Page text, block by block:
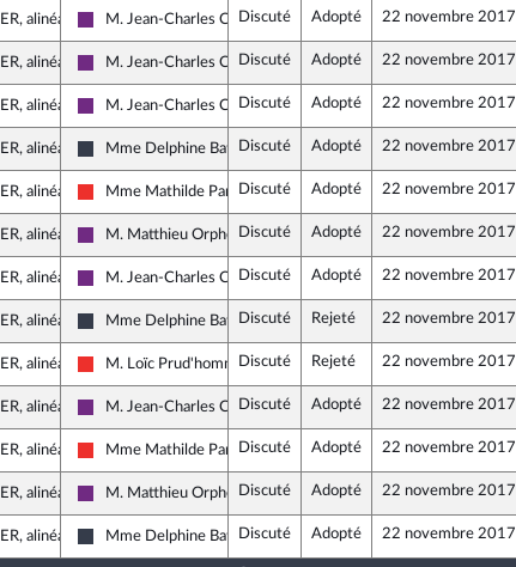
alinéa 14
La République en Marche
M. Jean-Charles Colas-Roy
Discuté Adopté 22 novembre 2017
alinéa 14
La République en Marche
M. Jean-Charles Colas-Roy
Discuté Adopté 22 novembre 2017
alinéa 17
La République en Marche
M. Jean-Charles Colas-Roy
Discuté Adopté 22 novembre 2017
alinéa 17
Nouvelle Gauche
Mme Delphine BathoDiscuté Adopté 22 novembre 2017
alinéa 17
La France insoumise
Mme Mathilde PanotDiscuté Adopté 22 novembre 2017
alinéa 17
La République en Marche
M. Matthieu OrphelinDiscuté Adopté 22 novembre 2017
alinéa 18
La République en Marche
M. Jean-Charles Colas-Roy
Discuté Adopté 22 novembre 2017
alinéa 20
Nouvelle Gauche
Mme Delphine BathoDiscuté Rejeté 22 novembre 2017
alinéa 20
La France insoumise
M. Loïc Prud'hommeDiscuté Rejeté 22 novembre 2017
alinéa 21
La République en Marche
M. Jean-Charles Colas-Roy
Discuté Adopté 22 novembre 2017
alinéa 21
La France insoumise
Mme Mathilde PanotDiscuté Adopté 22 novembre 2017
alinéa 21
La République en Marche
M. Matthieu OrphelinDiscuté Adopté 22 novembre 2017
alinéa 21
Nouvelle Gauche
Mme Delphine BathoDiscuté Adopté 22 novembre 2017